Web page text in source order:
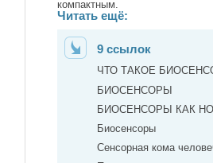
компактным.
Читать ещё:
9 ссылок
ЧТО ТАКОЕ
БИОСЕНСОРЫ
БИОСЕНСОРЫ КАК
Биосенсоры
Сенсорная кома